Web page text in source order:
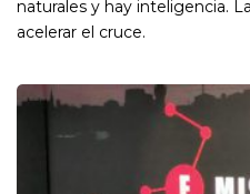
naturales y hay inteligencia.
acelerar el cruce.